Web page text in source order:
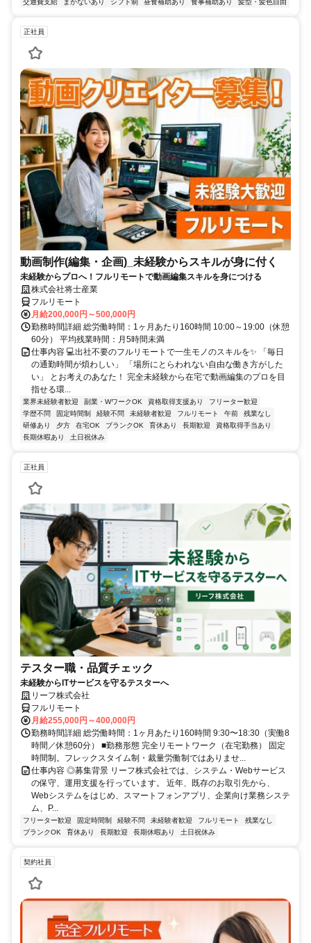
交通費支給 まかないあり シフト制 昼食補助あり 食事補助あり 髪型・髪色自由
正社員
動画制作(編集・企画)_未経験からスキルが身に付く
未経験からプロへ！フルリモートで動画編集スキルを身につける
株式会社将士産業
フルリモート
月給200,000円～500,000円
勤務時間詳細 総労働時間：1ヶ月あたり160時間 10:00～19:00（休憩
60分） 平均残業時間：月5時間未満
仕事内容 💻出社不要のフルリモートで一生モノのスキルを✨ 「毎日
の通勤時間が煩わしい」 「場所にとらわれない自由な働き方がした
い」 とお考えのあなた！ 完全未経験から在宅で動画編集のプロを目
指せる環...
業界未経験者歓迎 副業・WワークOK 資格取得支援あり
フリーター歓迎
学歴不問
固定時間制 経験不問 未経験者歓迎 フルリモート 午前
残業なし
研修あり
夕方 在宅OK ブランクOK 育休あり 長期歓迎
資格取得手当あり
長期休暇あり
土日祝休み
正社員
テスター職・品質チェック
未経験からITサービスを守るテスターへ
リーフ株式会社
フルリモート
月給255,000円～400,000円
勤務時間詳細 総労働時間：1ヶ月あたり160時間 9:30〜18:30（実働8
時間／休憩60分） ■勤務形態 完全リモートワーク（在宅勤務） 固定
時間制。フレックスタイム制・裁量労働制ではありませ...
仕事内容 ◎募集背景 リーフ株式会社では、システム・Webサービス
の保守、運用支援を行っています。 近年、既存のお取引先から、
Webシステムをはじめ、スマートフォンアプリ、企業向け業務システ
ム、P...
フリーター歓迎 固定時間制 経験不問 未経験者歓迎 フルリモート
残業なし
ブランクOK
育休あり 長期歓迎 長期休暇あり 土日祝休み
契約社員